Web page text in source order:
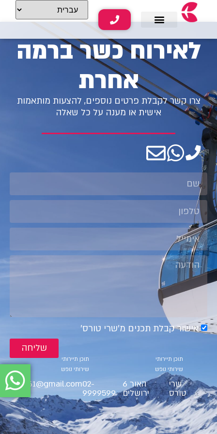
לאירוח כשר ברמה
אחרת
צרו קשר לקבלת פרטים נוספים, להצעות מותאמות
אישית או מענה על כל שאלה
אישור קבלת תכנים מ׳שרי טורס׳
שליחה
תוכן תיירותי
שירותי נופש
תוכן תיירותי
שירותי נופש
שרי
טורס
האור 6
ירושלים
02-
9999599
ct9561@gmail.com